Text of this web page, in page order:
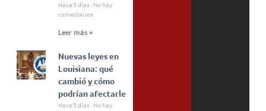
Hace 5 días
No hay
comentarios
Leer más »
Nuevas leyes en
Louisiana: qué
cambió y cómo
podrían afectarle
Hace 5 días
No hay